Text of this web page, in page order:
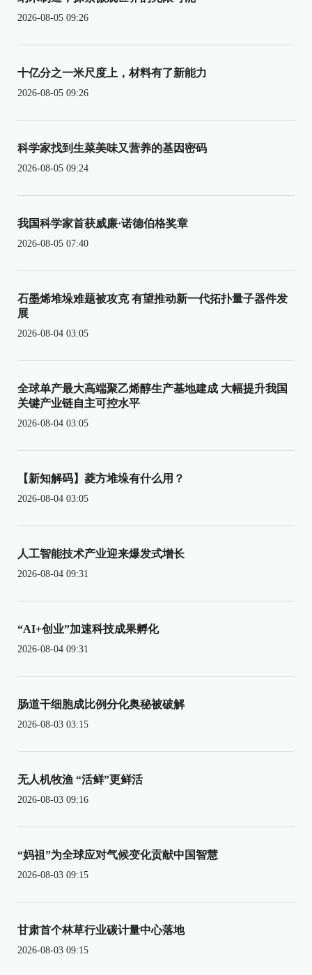
2026-08-05 09:26
十亿分之一米尺度上，材料有了新能力
2026-08-05 09:26
科学家找到生菜美味又营养的基因密码
2026-08-05 09:24
我国科学家首获威廉·诺德伯格奖章
2026-08-05 07:40
石墨烯堆垛难题被攻克 有望推动新一代拓扑量子器件发
展
2026-08-04 03:05
全球单产最大高端聚乙烯醇生产基地建成 大幅提升我国
关键产业链自主可控水平
2026-08-04 03:05
【新知解码】菱方堆垛有什么用？
2026-08-04 03:05
人工智能技术产业迎来爆发式增长
2026-08-04 09:31
“AI+创业”加速科技成果孵化
2026-08-04 09:31
肠道干细胞成比例分化奥秘被破解
2026-08-03 03:15
无人机牧渔 “活鲜”更鲜活
2026-08-03 09:16
“妈祖”为全球应对气候变化贡献中国智慧
2026-08-03 09:15
甘肃首个林草行业碳计量中心落地
2026-08-03 09:15